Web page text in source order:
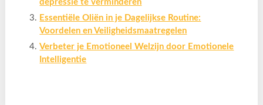
depressie te verminderen
Essentiële Oliën in je Dagelijkse Routine:
Voordelen en Veiligheidsmaatregelen
Verbeter je Emotioneel Welzijn door Emotionele
Intelligentie